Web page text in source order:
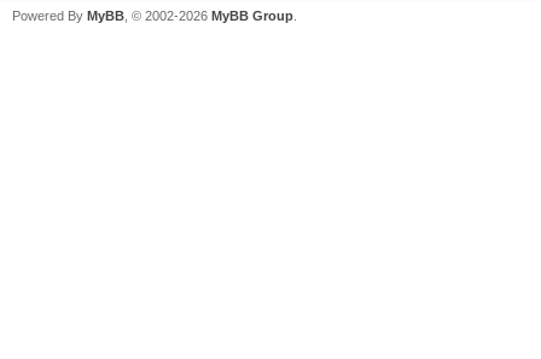
Powered By MyBB , © 2002-2026 MyBB Group